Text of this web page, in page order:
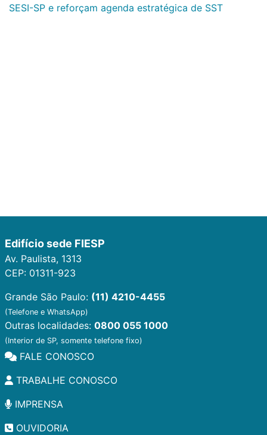
SESI-SP e reforçam agenda estratégica de SST
Edifício sede FIESP
Av. Paulista, 1313
CEP: 01311-923
Grande São Paulo: (11) 4210-4455
(Telefone e WhatsApp)
Outras localidades: 0800 055 1000
(Interior de SP, somente telefone fixo)
FALE CONOSCO
TRABALHE CONOSCO
IMPRENSA
OUVIDORIA